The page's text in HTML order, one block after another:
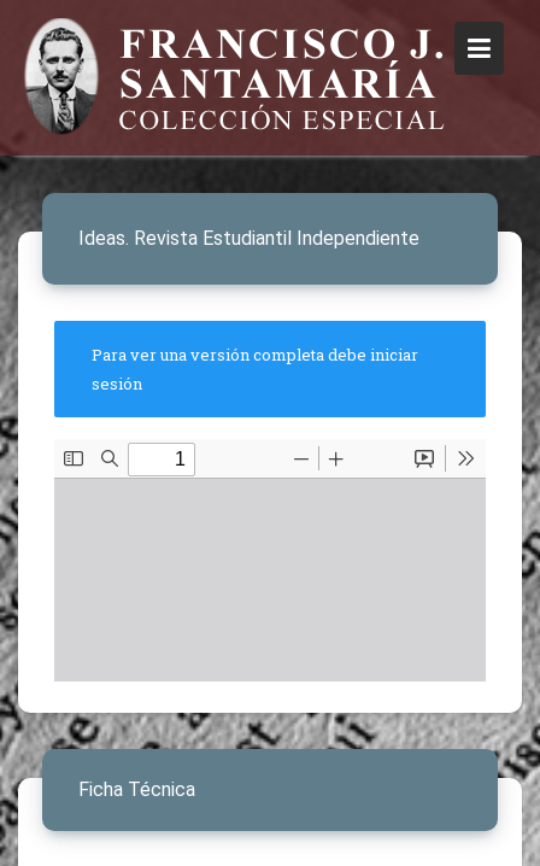
Ideas. Revista Estudiantil Independiente
Para ver una versión completa debe iniciar
sesión
Ficha Técnica